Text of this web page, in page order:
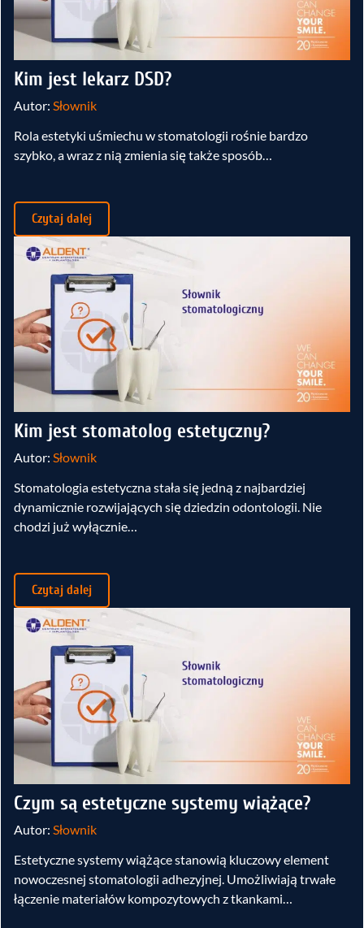
Kim jest lekarz DSD?
Autor: Słownik
Rola estetyki uśmiechu w stomatologii rośnie bardzo
szybko, a wraz z nią zmienia się także sposób…
Czytaj dalej
Kim jest stomatolog estetyczny?
Autor: Słownik
Stomatologia estetyczna stała się jedną z najbardziej
dynamicznie rozwijających się dziedzin odontologii. Nie
chodzi już wyłącznie…
Czytaj dalej
Czym są estetyczne systemy wiążące?
Autor: Słownik
Estetyczne systemy wiążące stanowią kluczowy element
nowoczesnej stomatologii adhezyjnej. Umożliwiają trwałe
łączenie materiałów kompozytowych z tkankami…